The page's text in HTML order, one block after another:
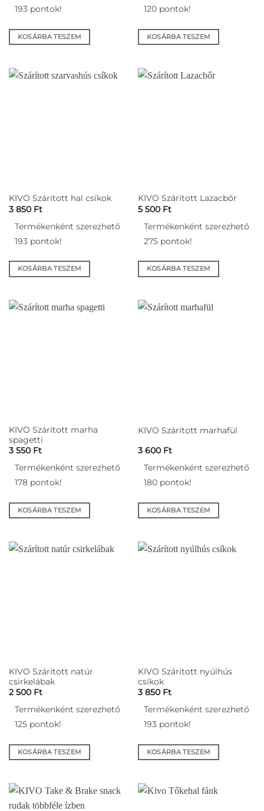
193 pontok!
KOSÁRBA TESZEM
120 pontok!
KOSÁRBA TESZEM
KIVO Szárított hal csíkok
3 850 Ft
Termékenként szerezhető
193 pontok!
KOSÁRBA TESZEM
KIVO Szárított Lazacbőr
5 500 Ft
Termékenként szerezhető
275 pontok!
KOSÁRBA TESZEM
KIVO Szárított marha
spagetti
3 550 Ft
Termékenként szerezhető
178 pontok!
KOSÁRBA TESZEM
KIVO Szárított marhafül
3 600 Ft
Termékenként szerezhető
180 pontok!
KOSÁRBA TESZEM
KIVO Szárított natúr
csirkelábak
2 500 Ft
Termékenként szerezhető
125 pontok!
KOSÁRBA TESZEM
KIVO Szárított nyúlhús
csíkok
3 850 Ft
Termékenként szerezhető
193 pontok!
KOSÁRBA TESZEM